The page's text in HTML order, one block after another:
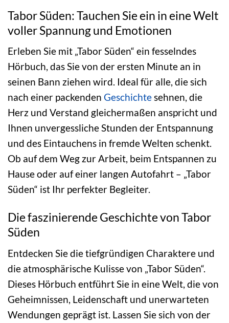
Tabor Süden: Tauchen Sie ein in eine Welt
voller Spannung und Emotionen
Erleben Sie mit „Tabor Süden“ ein fesselndes
Hörbuch, das Sie von der ersten Minute an in
seinen Bann ziehen wird. Ideal für alle, die sich
nach einer packenden Geschichtesehnen, die
Herz und Verstand gleichermaßen anspricht und
Ihnen unvergessliche Stunden der Entspannung
und des Eintauchens in fremde Welten schenkt.
Ob auf dem Weg zur Arbeit, beim Entspannen zu
Hause oder auf einer langen Autofahrt – „Tabor
Süden“ ist Ihr perfekter Begleiter.
Die faszinierende Geschichte von Tabor
Süden
Entdecken Sie die tiefgründigen Charaktere und
die atmosphärische Kulisse von „Tabor Süden“.
Dieses Hörbuch entführt Sie in eine Welt, die von
Geheimnissen, Leidenschaft und unerwarteten
Wendungen geprägt ist. Lassen Sie sich von der